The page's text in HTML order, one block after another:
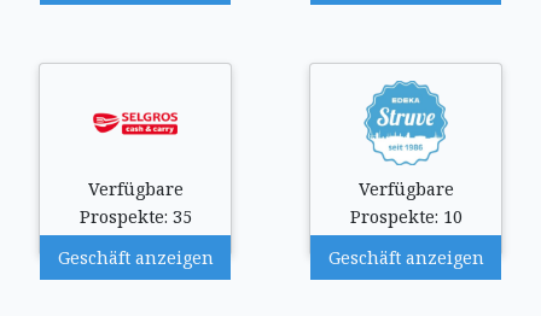
Verfügbare
Prospekte: 35
Geschäft anzeigen
Verfügbare
Prospekte: 10
Geschäft anzeigen